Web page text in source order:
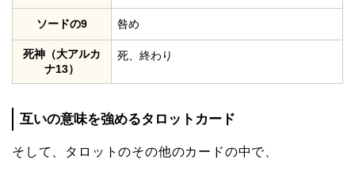
ソードの9 咎め
死神（大アルカ
ナ13）
死、終わり
互いの意味を強めるタロットカード
そして、タロットのその他のカードの中で、